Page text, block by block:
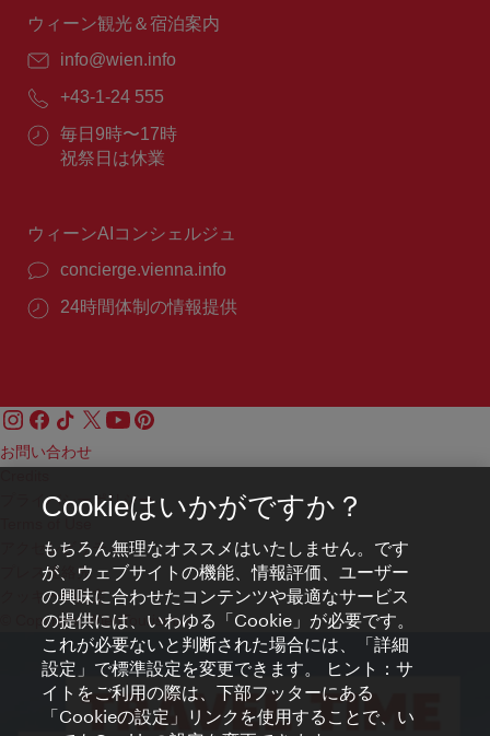
間：
ウィーン観光＆宿泊案内
E
ー
ル：
info@wien.info
電
番
号：
+43-1-24 555
営
業
毎日9時〜17時
祝祭日は休業
ウィーンAIコンシェルジュ
concierge.vienna.info
24時間体制の情報提供
お問い合わせ
プライバシーポリシー
アクセシビリティ
プレス連絡先
クッキーの設定
© Copyright WienTourismus
Cookieはいかがですか？
もちろん無理なオススメはいたしません。です
が、ウェブサイトの機能、情報評価、ユーザー
の興味に合わせたコンテンツや最適なサービス
の提供には、いわゆる「Cookie」が必要です。
これが必要ないと判断された場合には、「詳細
設定」で標準設定を変更できます。 ヒント：サ
イトをご利用の際は、下部フッターにある
「Cookieの設定」リンクを使用することで、い